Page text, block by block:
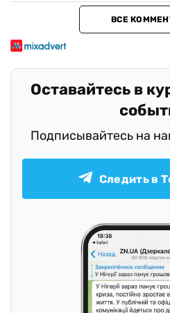
ВСЕ
Оставайтесь в
Подписывайтесь на
Следить в